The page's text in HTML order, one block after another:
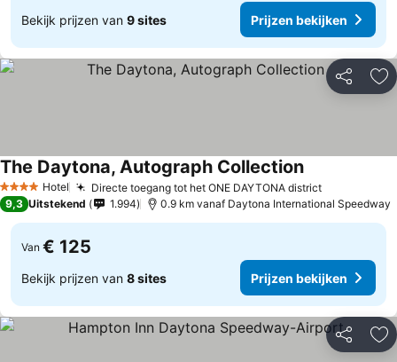
Bekijk prijzen van 9 sites Prijzen bekijken
Delen
4 SterrenHotel Directe toegang tot het ONE DAYTONA districtPrijzen
The Daytona, Autograph CollectionPrijzen
9,3 Uitstekend 1.994 0.9 km vanaf Daytona International Speedway
Van € 125
Bekijk prijzen van 8 sites Prijzen bekijken
Delen